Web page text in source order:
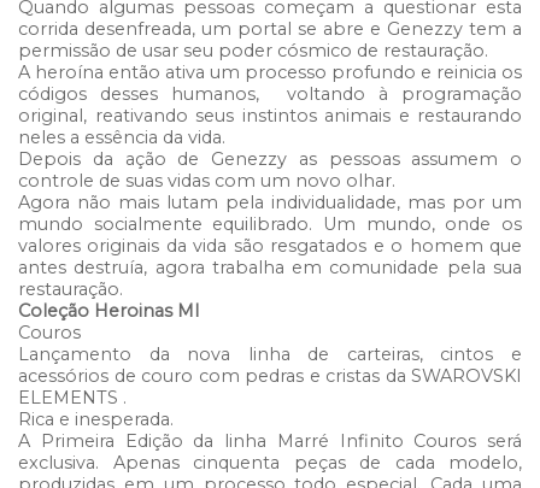
Quando algumas pessoas começam a questionar esta
corrida desenfreada, um portal se abre e Genezzy tem a
permissão de usar seu poder cósmico de restauração.
A heroína então ativa um processo profundo e reinicia os
códigos desses humanos, voltando à programação
original, reativando seus instintos animais e restaurando
neles a essência da vida.
Depois da ação de Genezzy as pessoas assumem o
controle de suas vidas com um novo olhar.
Agora não mais lutam pela individualidade, mas por um
mundo socialmente equilibrado. Um mundo, onde os
valores originais da vida são resgatados e o homem que
antes destruía, agora trabalha em comunidade pela sua
restauração.
Coleção Heroinas MI
Couros
Lançamento da nova linha de carteiras, cintos e
acessórios de couro com pedras e cristas da SWAROVSKI
ELEMENTS .
Rica e inesperada.
A Primeira Edição da linha Marré Infinito Couros será
exclusiva. Apenas cinquenta peças de cada modelo,